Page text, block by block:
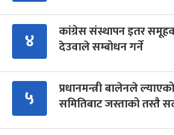
४
कांग्रेस संस्थापन इतर
देउवाले सम्बोधन गर्ने
५
प्रधानमन्त्री बालेनले
समितिबाट जस्ताको तस्तै